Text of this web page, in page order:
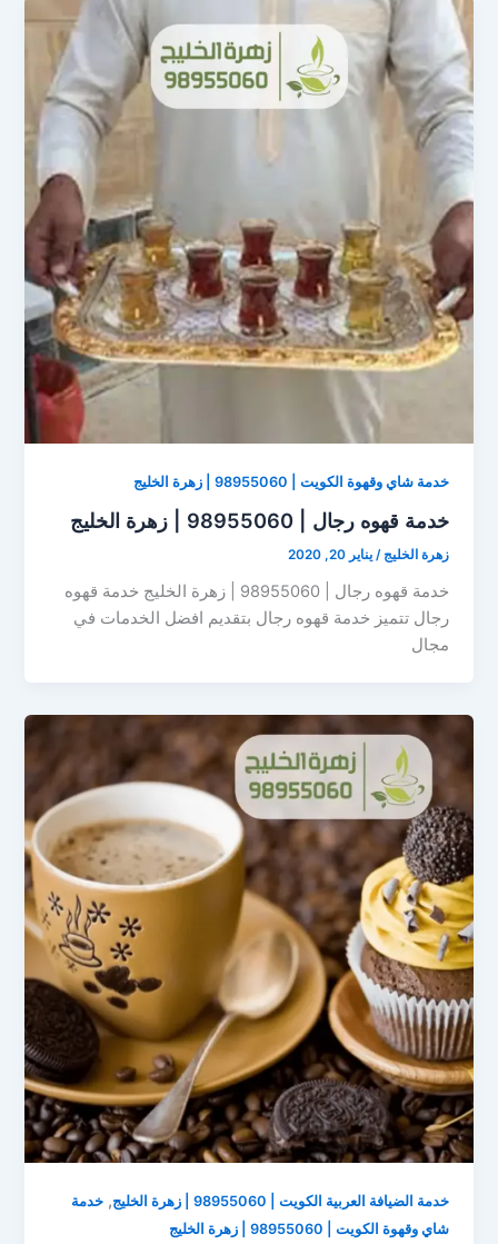
خدمة شاي وقهوة الكويت | 98955060 | زهرة الخليج
خدمة قهوه رجال | 98955060 | زهرة الخليج
زهرة الخليج/يناير 20, 2020
خدمة قهوه رجال | 98955060 | زهرة الخليج خدمة قهوه
رجال تتميز خدمة قهوه رجال بتقديم افضل الخدمات في
مجال
خدمة الضيافة العربية الكويت | 98955060 | زهرة الخليج ,خدمة
شاي وقهوة الكويت | 98955060 | زهرة الخليج